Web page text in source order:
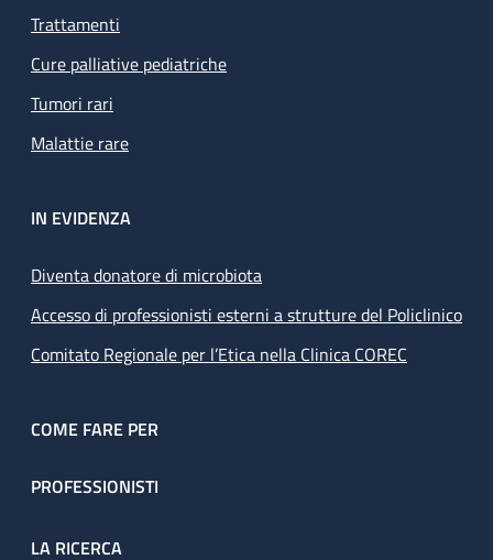
Trattamenti
Cure palliative pediatriche
Tumori rari
Malattie rare
IN EVIDENZA
Diventa donatore di microbiota
Accesso di professionisti esterni a strutture del Policlinico
Comitato Regionale per l’Etica nella Clinica COREC
COME FARE PER
PROFESSIONISTI
LA RICERCA